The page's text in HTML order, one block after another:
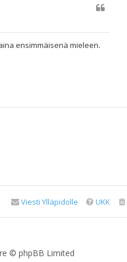
ensimmäisenä mieleen.
UKK
Viesti Ylläpidolle
© phpBB Limited